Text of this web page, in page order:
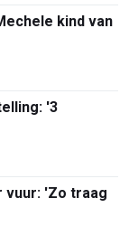
kind van
'3
vuur: 'Zo traag